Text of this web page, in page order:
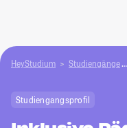
HeyStudium Studiengänge
Studiengangsprofil